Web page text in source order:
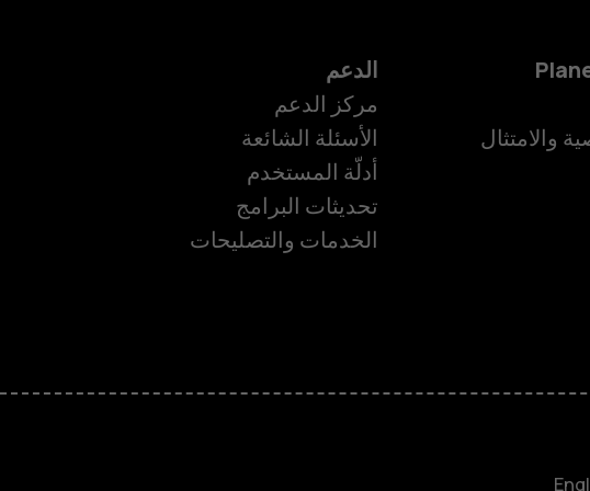
والامتثال
الدعم
مركز الدعم
الأسئلة الشائعة
أدلّة المستخدم
تحديثات البرامج
الخدمات والتصليحات